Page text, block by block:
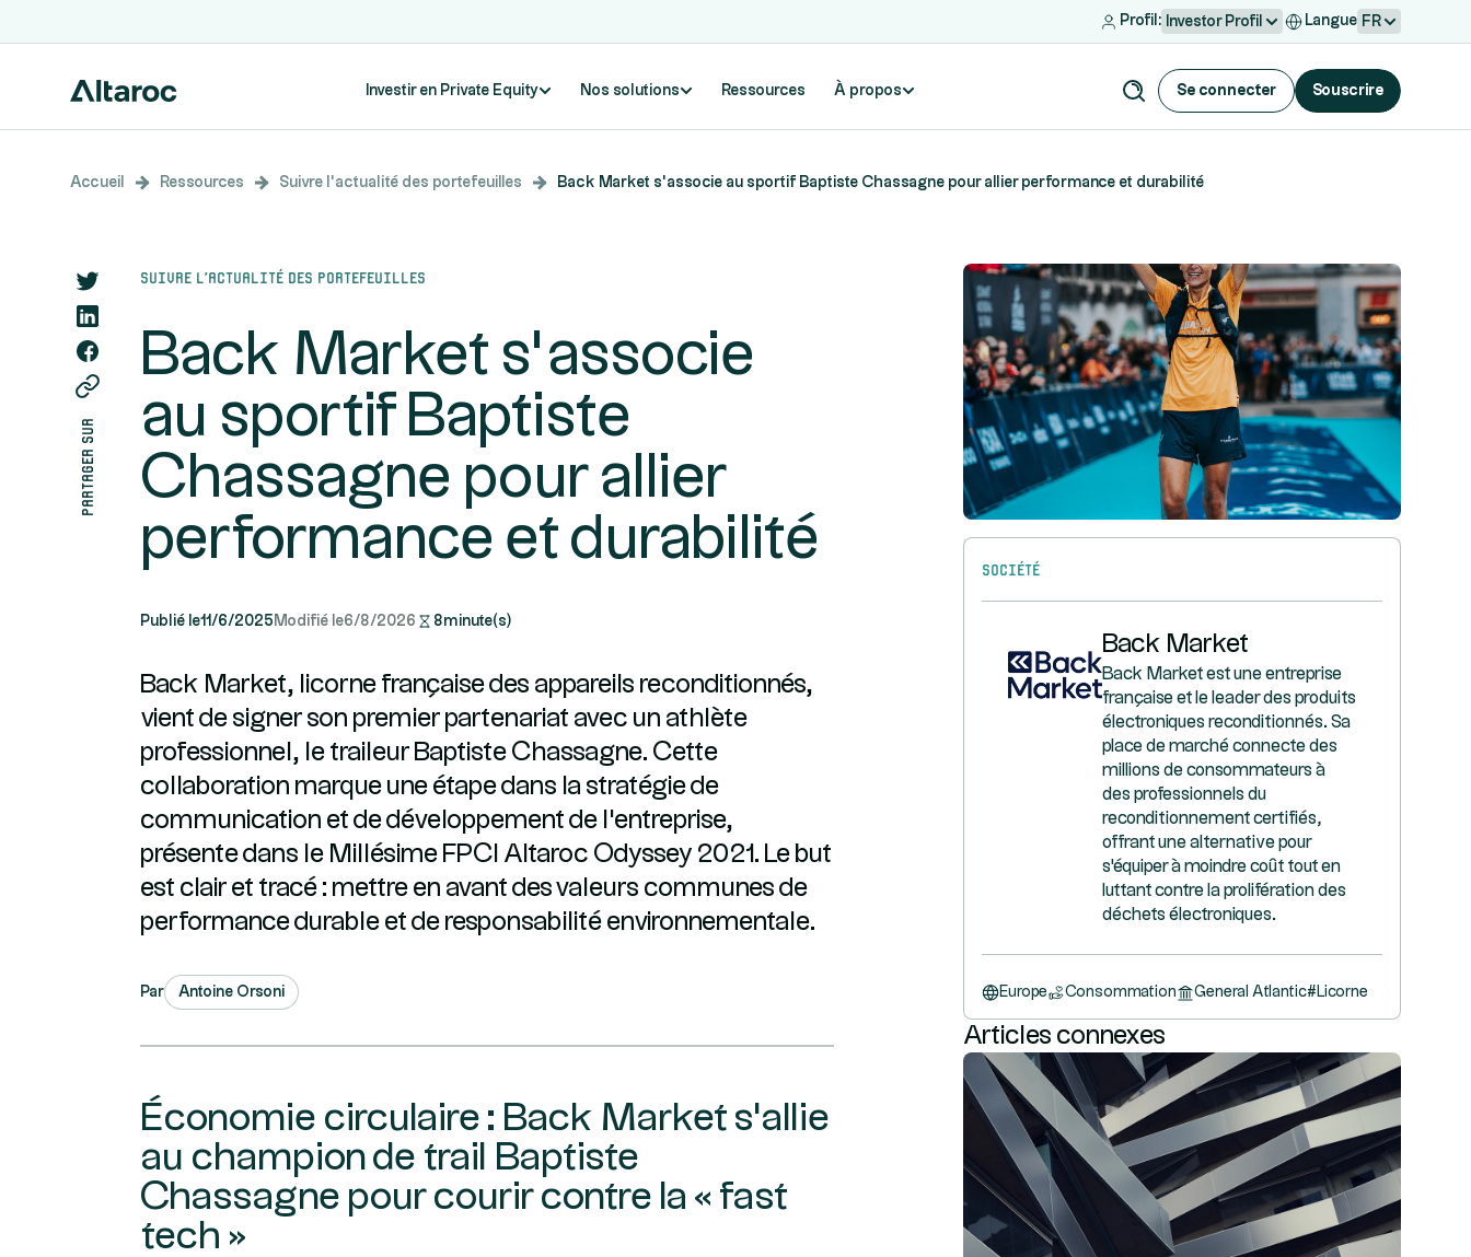
Profil: Investor Profil Langue FR
Investir en Private Equity Nos solutions Ressources À propos Se connecter Souscrire
Accueil Ressources Suivre l’actualité des portefeuilles Back Market s’associe au sportif Baptiste Chassagne pour allier performance et durabilité
partager sur
Suivre l’actualité des portefeuilles
Back Market s’associe
au sportif Baptiste
Chassagne pour allier
performance et durabilité
Publié le11/6/2025 Modifié le6/8/2026 8minute(s)
Back Market, licorne française des appareils reconditionnés,
vient de signer son premier partenariat avec un athlète
professionnel, le traileur Baptiste Chassagne. Cette
collaboration marque une étape dans la stratégie de
communication et de développement de l'entreprise,
présente dans le Millésime FPCI Altaroc Odyssey 2021. Le but
est clair et tracé : mettre en avant des valeurs communes de
performance durable et de responsabilité environnementale.
Par Antoine Orsoni
Économie circulaire : Back Market s'allie
au champion de trail Baptiste
Chassagne pour courir contre la « fast
tech »
Société
Back Market
Back Market est une entreprise
française et le leader des produits
électroniques reconditionnés. Sa
place de marché connecte des
millions de consommateurs à
des professionnels du
reconditionnement certifiés,
offrant une alternative pour
s'équiper à moindre coût tout en
luttant contre la prolifération des
déchets électroniques.
Europe Consommation General Atlantic# Licorne
Articles connexes